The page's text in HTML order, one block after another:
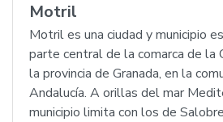
Motril
Motril es una ciudad y municipio
parte central de la comarca de la
la provincia de Granada, en la
Andalucía. A orillas del mar
municipio limita con los de